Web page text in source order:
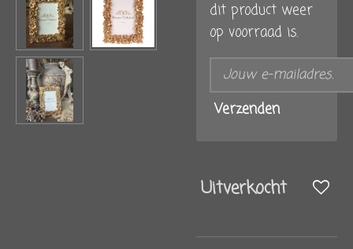
dit product weer
op voorraad is.
Verzenden
Uitverkocht